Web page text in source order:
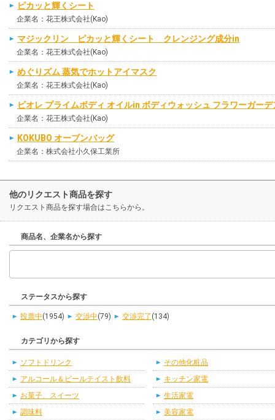
ピカッと輝くシート
企業名：花王株式会社(Kao)
マジックリン ピカッと輝くシート クレンジング成分in
企業名：花王株式会社(Kao)
めぐりズム 蒸気でホットアイマスク
企業名：花王株式会社(Kao)
ビオレ プライムボディ オイルin ボディウォッシュ フラワーガー
企業名：花王株式会社(Kao)
KOKUBO オーブンバッグ
企業名：株式会社小久保工業所
他のリクエスト商品を探す
リクエスト商品を探す場合はこちらから。
商品名、企業名から探す
ステータスから探す
投票中(1954) 交渉中(79) 交渉完了 (134)
カテゴリから探す
ソフトドリンク
アルコール＆ビールテイスト飲料
お菓子、スイーツ
調味料
その他化粧品
キッチン家電
生活家電
美容家電